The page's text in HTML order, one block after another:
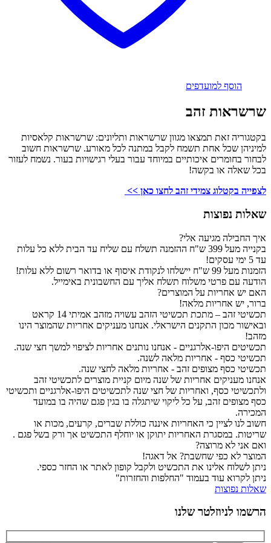
הוסף למועדפים
שרשראות זהב
בקטגוריה זאת תמצאו מגוון שרשראות ותליונים: שרשראות קלאסיות
למיניהן שכל אחת תשמח לקבל במתנה לכל מאורע. שרשראות חשוב
לבחור בחומרים איכותיים במיוחד עבור בעלי רגישויות בעור. נשמח לעזור
בכל שאלה או בקשה!
לצפייה בקטלוג צמידי זהב לחצו כאן >>
שאלות נפוצות
איך החבילה מגיעה אלי?
בקנייה מעל 399 ש"ח ההזמנה תשלח עם שליח עד הבית ללא כל עלות
עד 5 ימי עסקים!
הזמנות מעל 99 ש"ח יישלחו לנקודת איסוף או בדואר רשום ללא עלות!
הודעה עם פרטי משלוח תשלח אליך עם החשבונית באימייל.
האם יש אחריות על המוצרים?
ברור, יש אחריות מלאה!
תכשיטי זהב – מתכת תכשיטי הזהב עשויה מזהב אמיתי 14 קראט
ובאישור מכון התקנים הישראלי. אנחנו מעניקים אחריות שהמוצר הינו
מזהב!
תכשיטים היפו-אלרגניים - אנחנו נותנים אחריות לציפוי למשך חצי שנה.
תכשיטי כסף - אחריות מלאה לשנה.
תכשיטי כסף מצופים זהב - אחריות מלאה לחצי שנה.
אנחנו מעניקים אחריות של שנה מיום קניית מוצרים לתכשיטי זהב
ולתכשיטי כסף, ואחריות של חצי שנה לתכשיטים היפו-אלרגניים ותכשיטי
כסף מצופים זהב, על כל ליקוי שיתגלה בו בגין פגם שהיה בו במועד
המכירה.
חשוב לנו לציין כי האחריות איננה כוללת שברים, קרעים, מכות או
שריטות. במסגרת האחריות יתוקן או יוחלף התכשיט אך ורק בשל פגם .
ואם אני לא מרוצה?
המוצר לא כפי שחשבת? אל דאגה!
ניתן לשלוח אלינו את התכשיט ולקבל קופון לאתר או החזר כספי.
ניתן לקרוא עוד בעמוד "החלפות והחזרות"
שאלות נפוצות
הרשמו לניוזלטר שלנו